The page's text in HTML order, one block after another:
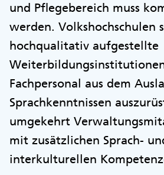
und Pflegebereich muss
werden. Volkshochschulen
hochqualitativ aufgestellte
Fachpersonal aus dem
Sprachkenntnissen
umgekehrt
mit zusätzlichen Sprach-
interkulturellen